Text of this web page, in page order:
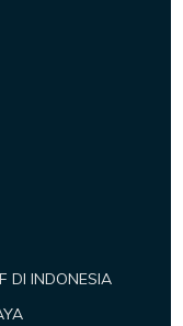
DI INDONESIA